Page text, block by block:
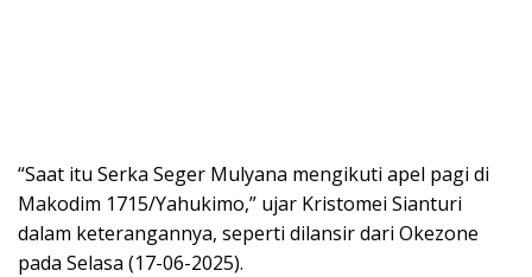
“Saat itu Serka Seger Mulyana mengikuti apel pagi di
Makodim 1715/Yahukimo,” ujar Kristomei Sianturi
dalam keterangannya, seperti dilansir dari Okezone
pada Selasa (17-06-2025).